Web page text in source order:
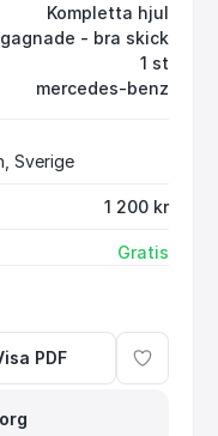
Kompletta hjul
- bra skick
1 st
mercedes-benz
Sverige
1 200 kr
Gratis
PDF